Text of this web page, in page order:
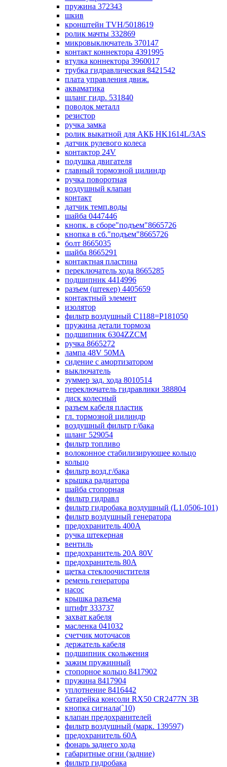
пружина 372343
шкив
кронштейн TVH/5018619
ролик мачты 332869
микровыключатель 370147
контакт коннектора 4391995
втулка коннектора 3960017
трубка гидравлическая 8421542
плата управления движ.
акваматика
шланг гидр. 531840
поводок металл
резистор
ручка замка
ролик выкатной для АКБ HK1614L/3AS
датчик рулевого колеса
контактор 24V
подушка двигателя
главный тормозной цилиндр
ручка поворотная
воздушный клапан
контакт
датчик темп.воды
шайба 0447446
кнопк. в сборе"подъем"8665726
кнопка в сб."подъем"8665726
болт 8665035
шайба 8665291
контактная пластина
переключатель хода 8665285
подшипник 4414996
разъем (штекер) 4405659
контактный элемент
изолятор
фильтр воздушный С1188=P181050
пружина детали тормоза
подшипник 6304ZZCM
ручка 8665272
лампа 48V 50МА
сидение с амортизатором
выключатель
зуммер зад. хода 8010514
переключатель гидравлики 388804
диск колесный
разъем кабеля пластик
гл. тормозной цилиндр
воздушный фильтр г/бака
шланг 529054
фильтр топливо
волоконное стабилизирующее кольцо
кольцо
фильтр возд.г/бака
крышка радиатора
шайба стопорная
фильтр гидравл
фильтр гидробака воздушный (L1.0506-101)
фильтр воздушный генератора
предохранитель 400А
ручка штекерная
вентиль
предохранитель 20А 80V
предохранитель 80А
щетка стеклоочистителя
ремень генератора
насос
крышка разъема
штифт 333737
захват кабеля
масленка 041032
счетчик моточасов
держатель кабеля
подшипник скольжения
зажим пружинный
стопорное кольцо 8417902
пружина 8417904
уплотнение 8416442
батарейка консоли RX50 CR2477N 3B
кнопка сигнала(`10)
клапан предохранителей
фильтр воздушный (марк. 139597)
предохранитель 60А
фонарь заднего хода
габаритные огни (задние)
фильтр гидробака